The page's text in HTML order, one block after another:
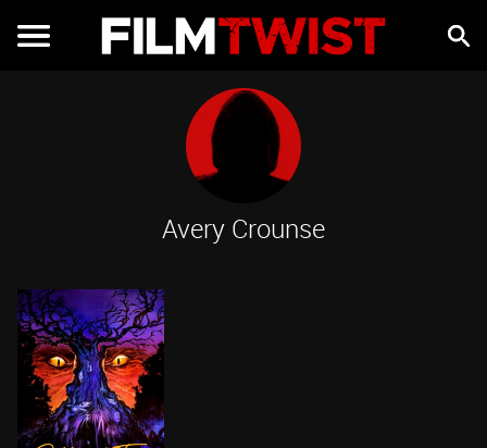
Avery Crounse